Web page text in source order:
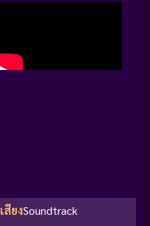
เสียงSoundtrack